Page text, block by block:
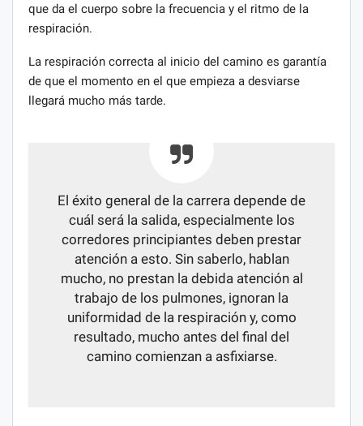
que da el cuerpo sobre la frecuencia y el ritmo de la
respiración.
La respiración correcta al inicio del camino es garantía
de que el momento en el que empieza a desviarse
llegará mucho más tarde.
El éxito general de la carrera depende de
cuál será la salida, especialmente los
corredores principiantes deben prestar
atención a esto. Sin saberlo, hablan
mucho, no prestan la debida atención al
trabajo de los pulmones, ignoran la
uniformidad de la respiración y, como
resultado, mucho antes del final del
camino comienzan a asfixiarse.